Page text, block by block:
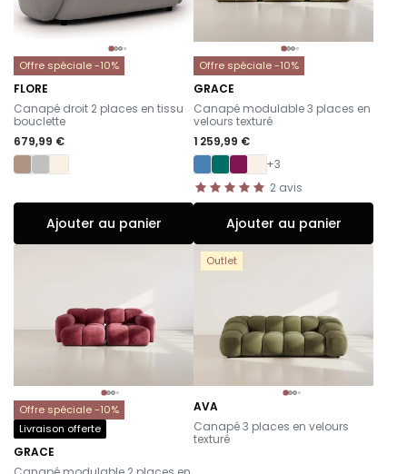
Offre spéciale -10%
FLORE
-
Canapé droit 2 places en tissu
bouclette
679,99 €
Ajouter au panier
Offre spéciale -10%
GRACE
-
Canapé modulable 3 places en
velours texturé
1 259,99 €
+3
2 avis
Ajouter au panier
Offre spéciale -10%
Livraison offerte
GRACE
-
Outlet
AVA
-
Canapé 3 places en velours
texturé